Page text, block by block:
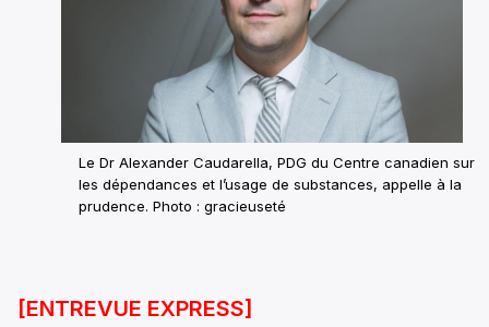
Le Dr Alexander Caudarella, PDG du Centre canadien sur
les dépendances et l’usage de substances, appelle à la
prudence. Photo : gracieuseté
[ENTREVUE EXPRESS]